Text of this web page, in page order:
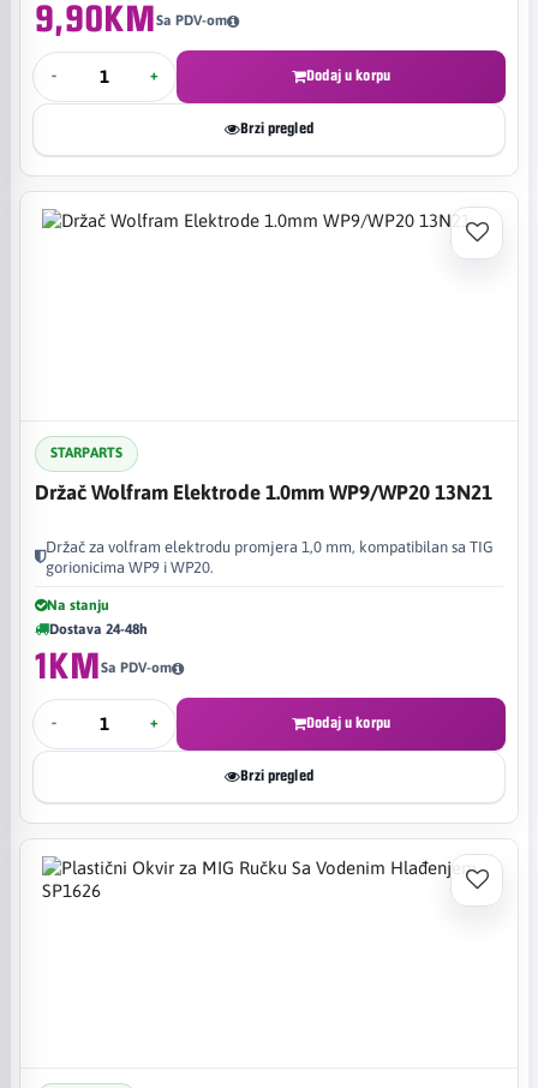
9,90KMSa PDV-om
- + Dodaj u korpu
Brzi pregled
STARPARTS
Držač Wolfram Elektrode 1.0mm WP9/WP20 13N21
Držač za volfram elektrodu promjera 1,0 mm, kompatibilan sa TIG
gorionicima WP9 i WP20.
Na stanju
Dostava 24-48h
1KMSa PDV-om
- + Dodaj u korpu
Brzi pregled